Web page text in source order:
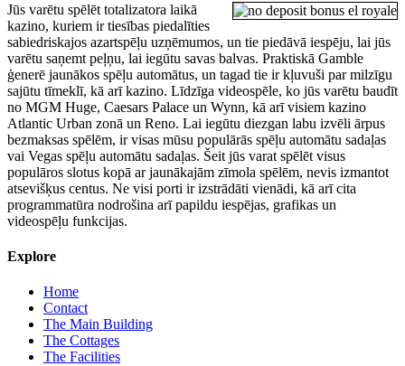
Jūs varētu spēlēt totalizatora laikā
kazino, kuriem ir tiesības piedalīties
sabiedriskajos azartspēļu uzņēmumos, un tie piedāvā iespēju, lai jūs
varētu saņemt peļņu, lai iegūtu savas balvas. Praktiskā Gamble
ģenerē jaunākos spēļu automātus, un tagad tie ir kļuvuši par milzīgu
sajūtu tīmeklī, kā arī kazino. Līdzīga videospēle, ko jūs varētu baudīt
no MGM Huge, Caesars Palace un Wynn, kā arī visiem kazino
Atlantic Urban zonā un Reno. Lai iegūtu diezgan labu izvēli ārpus
bezmaksas spēlēm, ir visas mūsu populārās spēļu automātu sadaļas
vai Vegas spēļu automātu sadaļas. Šeit jūs varat spēlēt visus
populāros slotus kopā ar jaunākajām zīmola spēlēm, nevis izmantot
atsevišķus centus. Ne visi porti ir izstrādāti vienādi, kā arī cita
programmatūra nodrošina arī papildu iespējas, grafikas un
videospēļu funkcijas.
Explore
Home
Contact
The Main Building
The Cottages
The Facilities